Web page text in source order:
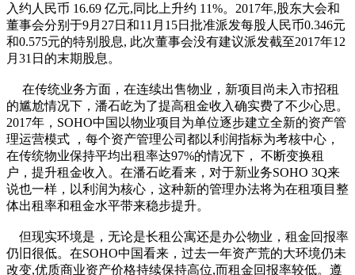
入约人民币 16.69 亿元,同比上升约 11%。2017年,股东大会和
董事会分别于9月27日和11月15日批准派发每股人民币0.346元
和0.575元的特别股息, 此次董事会没有建议派发截至2017年12
月31日的末期股息。
在传统业务方面，在连续出售物业，新项目尚未入市招租
的尴尬情况下，潘石屹为了提高租金收入确实费了不少心思。
2017年，SOHO中国以物业项目为单位逐步建立全新的资产管
理运营模式 ，每个资产管理公司都以利润指标为考核中心，
在传统物业保持平均出租率达97%的情况下， 不断变换租
户，提升租金收入。在潘石屹看来，对于新业务SOHO 3Q来
说也一样，以利润为核心，这种新的管理办法将为在租项目整
体出租率和租金水平带来稳步提升。
但现实环境是，无论是长租公寓还是办公物业，租金回报率
仍旧很低。在SOHO中国看来，过去一年资产荒的大环境仍未
改变,优质商业资产价格持续保持高位,而租金回报率较低。遵